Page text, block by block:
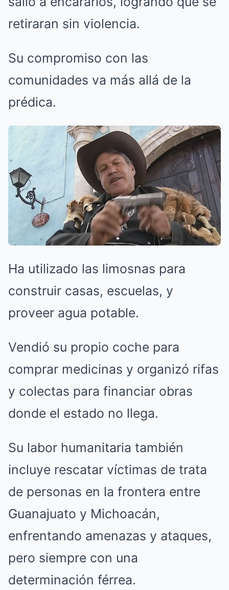
retiraran sin violencia.
Su compromiso con las
comunidades va más allá de la
prédica.
Ha utilizado las limosnas para
construir casas, escuelas, y
proveer agua potable.
Vendió su propio coche para
comprar medicinas y organizó rifas
y colectas para financiar obras
donde el estado no llega.
Su labor humanitaria también
incluye rescatar víctimas de trata
de personas en la frontera entre
Guanajuato y Michoacán,
enfrentando amenazas y ataques,
pero siempre con una
determinación férrea.